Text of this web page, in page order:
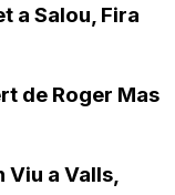
a Salou, Fira
de Roger Mas
a Valls,